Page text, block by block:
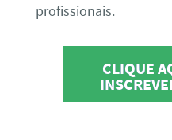
profissionais.
CLIQUE